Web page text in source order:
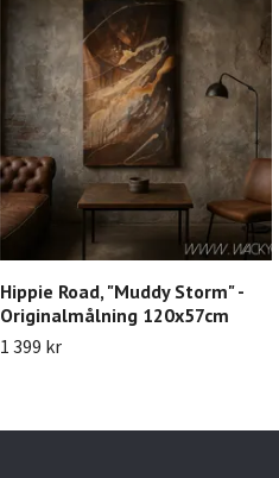
Hippie Road, "Muddy Storm" -
Originalmålning 120x57cm
1 399 kr